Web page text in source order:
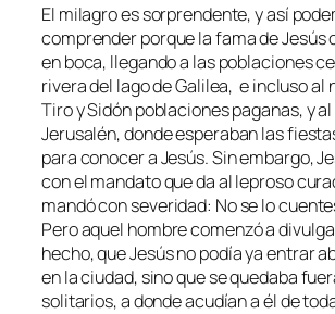
El milagro es sorprendente, y así
comprender porque la fama de Jesús
en boca, llegando a las poblaciones
rivera del lago de Galilea, e incluso al
Tiro y Sidón poblaciones paganas, y al
Jerusalén, donde esperaban las
para conocer a Jesús. Sin embargo,
con el mandato que da al leproso
mandó con severidad: No se lo
Pero aquel hombre comenzó a
hecho, que Jesús no podía ya entrar
en la ciudad, sino que se quedaba
solitarios, a donde acudían a él de